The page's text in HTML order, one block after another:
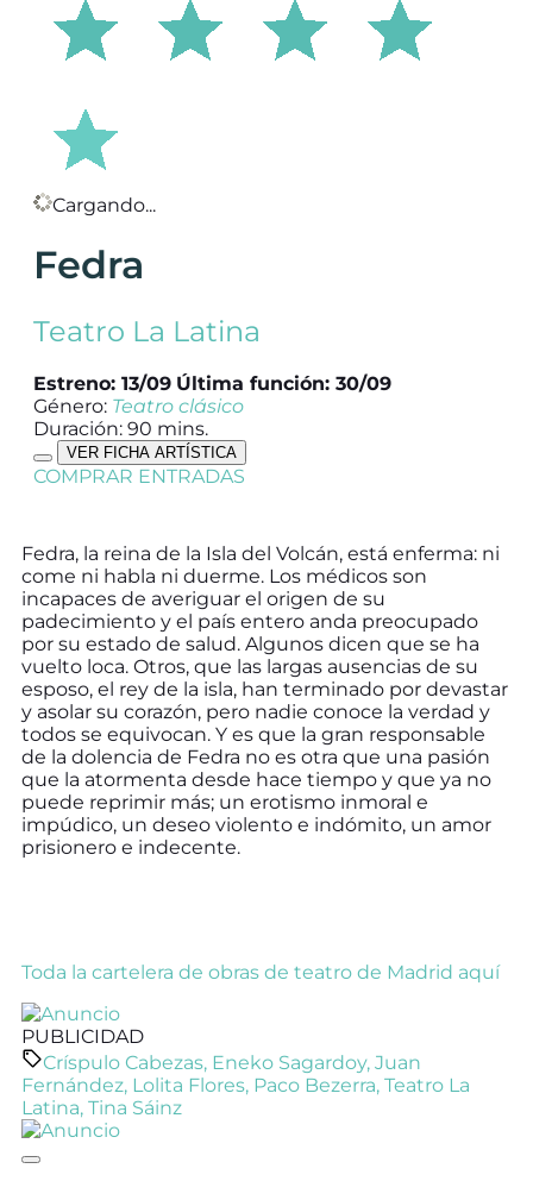
Cargando...
Fedra
Teatro La Latina
Estreno: 13/09 Última función: 30/09
Género: Teatro clásico
Duración: 90 mins.
VER FICHA ARTÍSTICA
COMPRAR ENTRADAS
Fedra, la reina de la Isla del Volcán, está enferma: ni
come ni habla ni duerme. Los médicos son
incapaces de averiguar el origen de su
padecimiento y el país entero anda preocupado
por su estado de salud. Algunos dicen que se ha
vuelto loca. Otros, que las largas ausencias de su
esposo, el rey de la isla, han terminado por devastar
y asolar su corazón, pero nadie conoce la verdad y
todos se equivocan. Y es que la gran responsable
de la dolencia de Fedra no es otra que una pasión
que la atormenta desde hace tiempo y que ya no
puede reprimir más; un erotismo inmoral e
impúdico, un deseo violento e indómito, un amor
prisionero e indecente.
Toda la cartelera de obras de teatro de Madrid aquí
PUBLICIDAD
Críspulo Cabezas, Eneko Sagardoy, Juan
Fernández, Lolita Flores, Paco Bezerra, Teatro La
Latina, Tina Sáinz